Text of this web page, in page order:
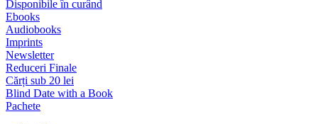
Disponibile în curând
Ebooks
Audiobooks
Imprints
Newsletter
Reduceri Finale
Cărți sub 20 lei
Blind Date with a Book
Pachete